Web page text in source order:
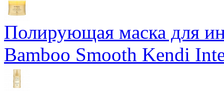
Полирующая маска для
Bamboo Smooth Kendi